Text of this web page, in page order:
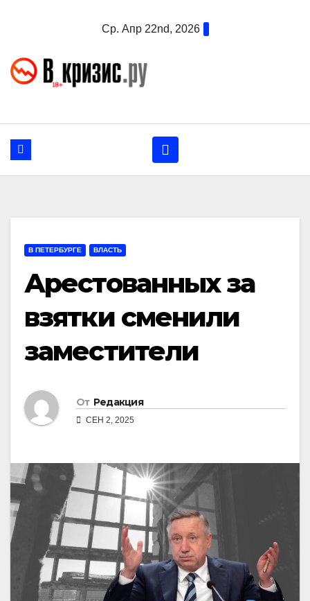
Ср. Апр 22nd, 2026
В ПЕТЕРБУРГЕ ВЛАСТЬ
Арестованных за
взятки сменили
заместители
От Редакция
СЕН 2, 2025